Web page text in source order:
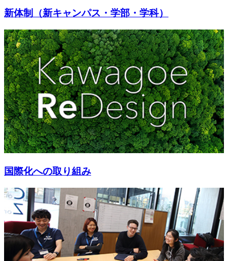
新体制（新キャンパス・学部・学科）
国際化への取り組み